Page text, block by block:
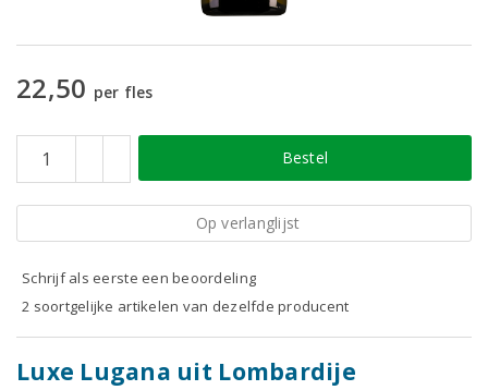
22,50 per fles
Bestel
Op verlanglijst
Schrijf als eerste een beoordeling
2 soortgelijke artikelen van dezelfde producent
Luxe Lugana uit Lombardije